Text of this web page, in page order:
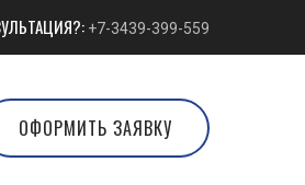
+7-3439-399-559
ОФОРМИТЬ ЗАЯВКУ